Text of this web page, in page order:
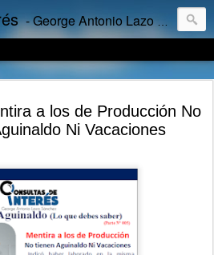
- George Antonio Lazo Sánchez
a los de Producción No
Ni Vacaciones